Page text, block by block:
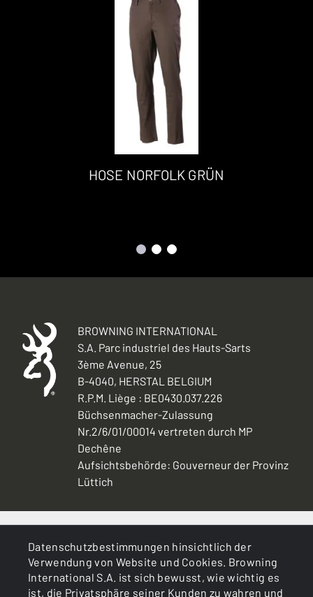
Datenschutzbestimmungen hinsichtlich der
Verwendung von Website und Cookies. Browning
International S.A. ist sich bewusst, wie wichtig es
ist, die Privatsphäre seiner Kunden zu wahren und
HOSE NORFOLK GRÜN
BROWNING INTERNATIONAL
S.A. Parc industriel des Hauts-Sarts
3ème Avenue, 25
B-4040, HERSTAL BELGIUM
R.P.M. Liège : BE0430.037.226
Büchsenmacher-Zulassung
Nr.2/6/01/00014 vertreten durch MP
Dechêne
Aufsichtsbehörde: Gouverneur der Provinz
Lüttich
DIENSTLEISTUNGEN